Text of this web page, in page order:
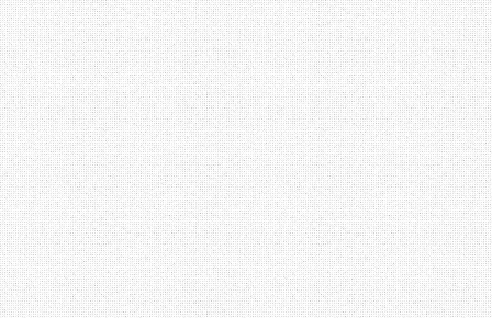
Pañuelos Devota&Lomba
Pañuelos Marca Blanca
Firmas
Balenciaga
Belfe
Howards London
Lambertti
Paolo Ferrara
Renato Balestra